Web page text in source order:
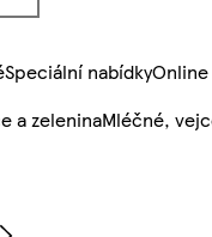
Speciální nabídky
a zeleninaMléčné,